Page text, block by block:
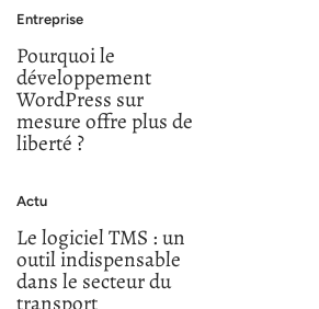
Entreprise
Pourquoi le
développement
WordPress sur
mesure offre plus de
liberté ?
Actu
Le logiciel TMS : un
outil indispensable
dans le secteur du
transport